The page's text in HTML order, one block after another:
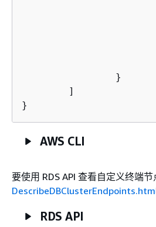
AWS CLI
要使用 RDS API 查看自定义终端
RDS API